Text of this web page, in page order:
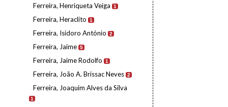
Ferreira, Henriqueta Veiga 1
Ferreira, Heraclito 1
Ferreira, Isidoro António 2
Ferreira, Jaime 5
Ferreira, Jaime Rodolfo 1
Ferreira, João A. Brissac Neves 2
Ferreira, Joaquim Alves da Silva
1